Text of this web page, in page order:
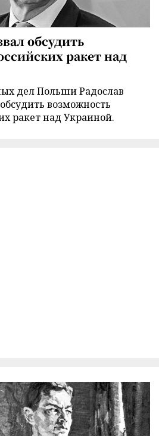
обсудить
ракет над
дел Польши Радослав
возможность
ракет над Украиной.